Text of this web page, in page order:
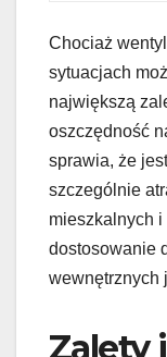
Chociaż
sytuacjach
największą
oszczędność
sprawia, że
szczególnie
mieszkalnych
dostosowanie
wewnętrznych
Zalety